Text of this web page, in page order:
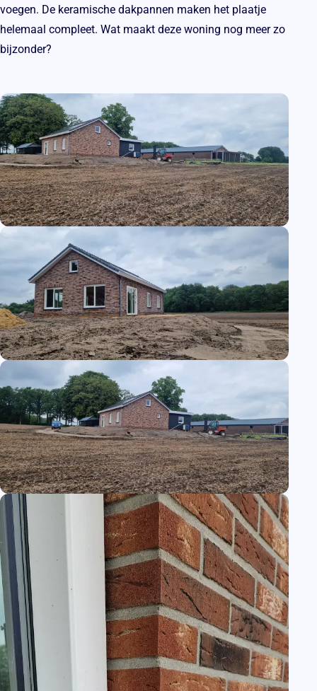
voegen. De keramische dakpannen maken het plaatje
helemaal compleet. Wat maakt deze woning nog meer zo
bijzonder?